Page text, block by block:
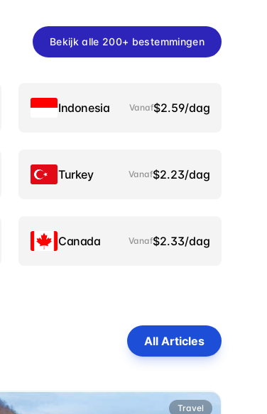
Bekijk alle 200+ bestemmingen
Indonesia Vanaf$2.59/dag
Turkey Vanaf$2.23/dag
Canada Vanaf$2.33/dag
All Articles
Travel